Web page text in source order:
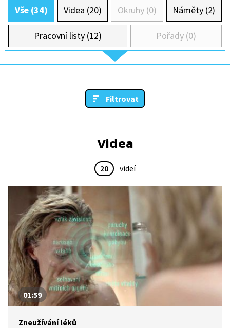
Vše (34) Videa (20) Okruhy (0) Náměty (2)
Pracovní listy (12) Pořady (0)
Filtrovat
Videa
20 videí
01:59
Zneužívání léků